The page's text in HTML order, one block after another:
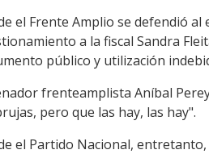
el Frente Amplio se defendió
a la fiscal Sandra
público y utilización
frenteamplista Aníbal
pero que las hay, las hay".
el Partido Nacional,